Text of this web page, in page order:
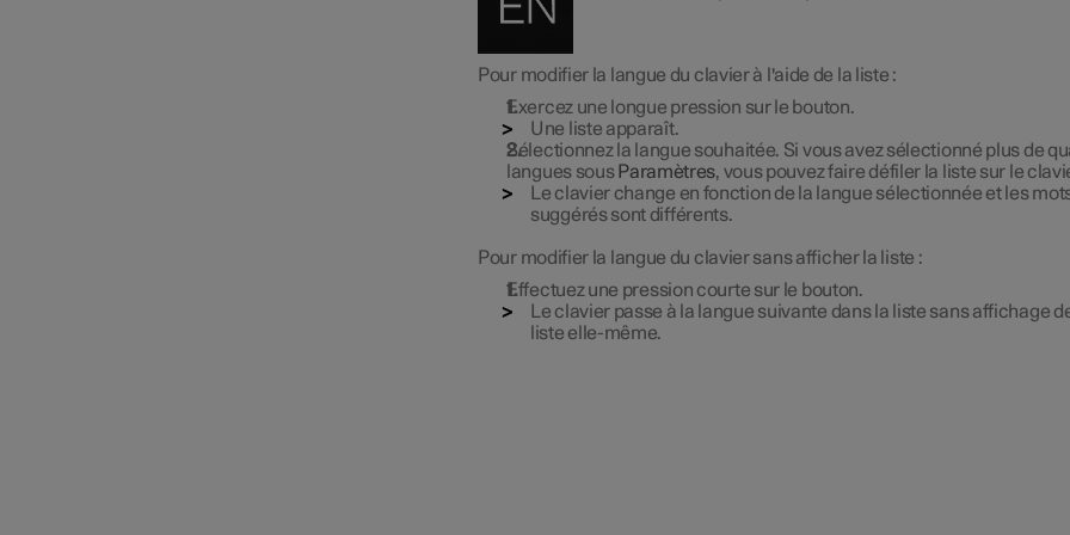
Pour modifier la langue du clavier à l'aide de la liste :
Exercez une longue pression sur le bouton.
Une liste apparaît.
Sélectionnez la langue souhaitée. Si vous avez sélectionné plus de
langues sous Paramètres, vous pouvez faire défiler la liste sur le
Le clavier change en fonction de la langue sélectionnée et les
suggérés sont différents.
Pour modifier la langue du clavier sans afficher la liste :
Effectuez une pression courte sur le bouton.
Le clavier passe à la langue suivante dans la liste sans affichage
liste elle-même.